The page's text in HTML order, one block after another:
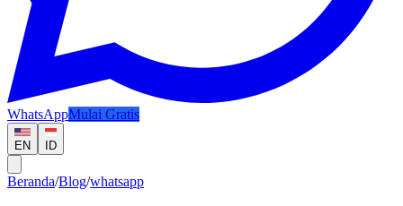
WhatsAppMulai Gratis
EN ID
Beranda/Blog/whatsapp